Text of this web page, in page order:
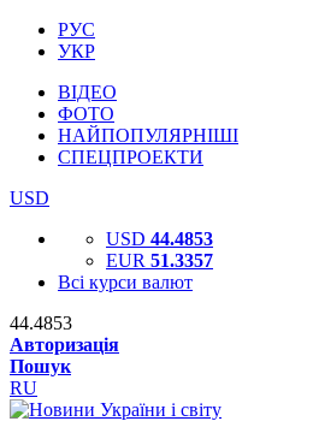
РУС
УКР
ВІДЕО
ФОТО
НАЙПОПУЛЯРНІШІ
СПЕЦПРОЕКТИ
USD
USD 44.4853
EUR 51.3357
Всі курси валют
44.4853
Авторизація
Пошук
RU